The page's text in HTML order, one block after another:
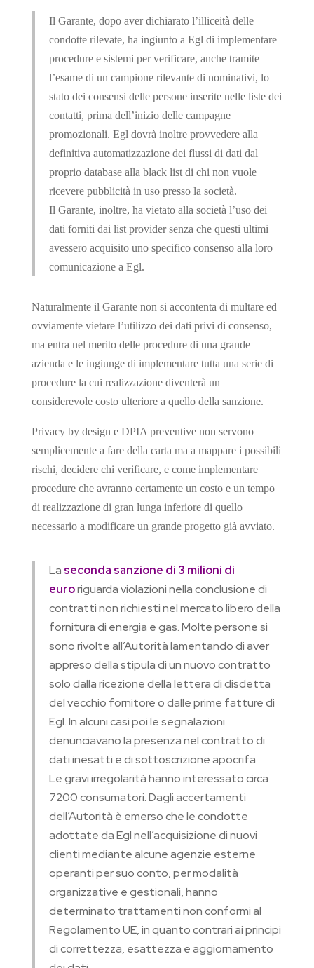
Il Garante, dopo aver dichiarato l’illiceità delle
condotte rilevate, ha ingiunto a Egl di implementare
procedure e sistemi per verificare, anche tramite
l’esame di un campione rilevante di nominativi, lo
stato dei consensi delle persone inserite nelle liste dei
contatti, prima dell’inizio delle campagne
promozionali. Egl dovrà inoltre provvedere alla
definitiva automatizzazione dei flussi di dati dal
proprio database alla black list di chi non vuole
ricevere pubblicità in uso presso la società.
Il Garante, inoltre, ha vietato alla società l’uso dei
dati forniti dai list provider senza che questi ultimi
avessero acquisito uno specifico consenso alla loro
comunicazione a Egl.
Naturalmente il Garante non si accontenta di multare ed
ovviamente vietare l’utilizzo dei dati privi di consenso,
ma entra nel merito delle procedure di una grande
azienda e le ingiunge di implementare tutta una serie di
procedure la cui realizzazione diventerà un
considerevole costo ulteriore a quello della sanzione.
Privacy by design e DPIA preventive non servono
semplicemente a fare della carta ma a mappare i possibili
rischi, decidere chi verificare, e come implementare
procedure che avranno certamente un costo e un tempo
di realizzazione di gran lunga inferiore di quello
necessario a modificare un grande progetto già avviato.
La seconda sanzione di 3 milioni di
euroriguarda violazioni nella conclusione di
contratti non richiesti nel mercato libero della
fornitura di energia e gas. Molte persone si
sono rivolte all’Autorità lamentando di aver
appreso della stipula di un nuovo contratto
solo dalla ricezione della lettera di disdetta
del vecchio fornitore o dalle prime fatture di
Egl. In alcuni casi poi le segnalazioni
denunciavano la presenza nel contratto di
dati inesatti e di sottoscrizione apocrifa.
Le gravi irregolarità hanno interessato circa
7200 consumatori. Dagli accertamenti
dell’Autorità è emerso che le condotte
adottate da Egl nell’acquisizione di nuovi
clienti mediante alcune agenzie esterne
operanti per suo conto, per modalità
organizzative e gestionali, hanno
determinato trattamenti non conformi al
Regolamento UE, in quanto contrari ai principi
di correttezza, esattezza e aggiornamento